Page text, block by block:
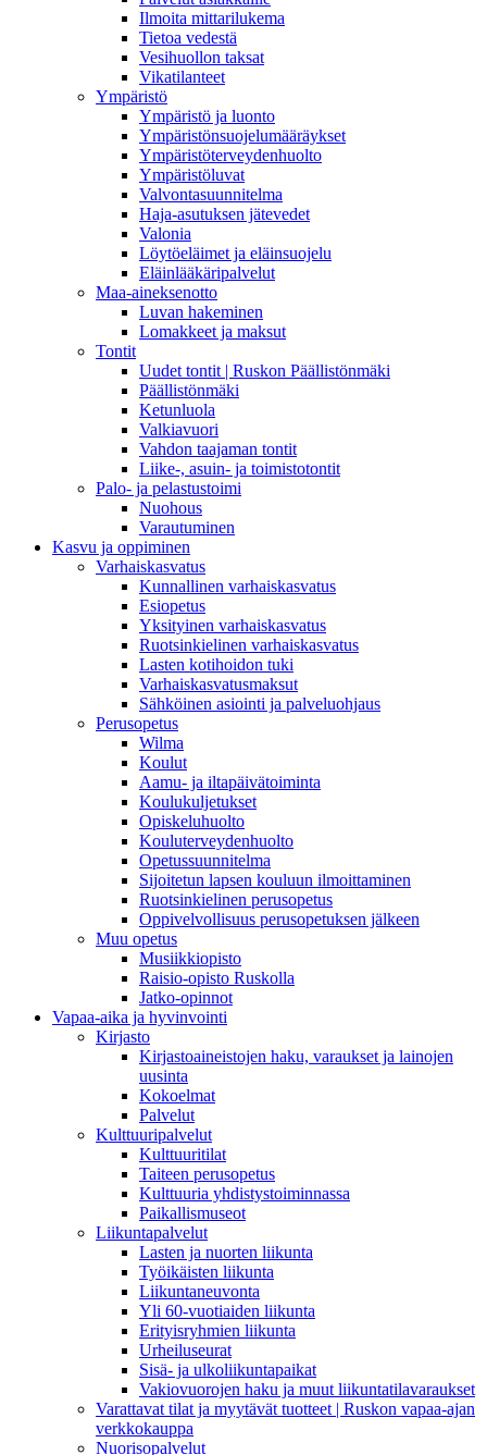
Ilmoita mittarilukema
Tietoa vedestä
Vesihuollon taksat
Vikatilanteet
Ympäristö
Ympäristö ja luonto
Ympäristönsuojelumääräykset
Ympäristöterveydenhuolto
Ympäristöluvat
Valvontasuunnitelma
Haja-asutuksen jätevedet
Valonia
Löytöeläimet ja eläinsuojelu
Eläinlääkäripalvelut
Maa-aineksenotto
Luvan hakeminen
Lomakkeet ja maksut
Tontit
Uudet tontit | Ruskon Päällistönmäki
Päällistönmäki
Ketunluola
Valkiavuori
Vahdon taajaman tontit
Liike-, asuin- ja toimistotontit
Palo- ja pelastustoimi
Nuohous
Varautuminen
Kasvu ja oppiminen
Varhaiskasvatus
Kunnallinen varhaiskasvatus
Esiopetus
Yksityinen varhaiskasvatus
Ruotsinkielinen varhaiskasvatus
Lasten kotihoidon tuki
Varhaiskasvatusmaksut
Sähköinen asiointi ja palveluohjaus
Perusopetus
Wilma
Koulut
Aamu- ja iltapäivätoiminta
Koulukuljetukset
Opiskeluhuolto
Kouluterveydenhuolto
Opetussuunnitelma
Sijoitetun lapsen kouluun ilmoittaminen
Ruotsinkielinen perusopetus
Oppivelvollisuus perusopetuksen jälkeen
Muu opetus
Musiikkiopisto
Raisio-opisto Ruskolla
Jatko-opinnot
Vapaa-aika ja hyvinvointi
Kirjasto
Kirjastoaineistojen haku, varaukset ja lainojen
uusinta
Kokoelmat
Palvelut
Kulttuuripalvelut
Kulttuuritilat
Taiteen perusopetus
Kulttuuria yhdistystoiminnassa
Paikallismuseot
Liikuntapalvelut
Lasten ja nuorten liikunta
Työikäisten liikunta
Liikuntaneuvonta
Yli 60-vuotiaiden liikunta
Erityisryhmien liikunta
Urheiluseurat
Sisä- ja ulkoliikuntapaikat
Vakiovuorojen haku ja muut liikuntatilavaraukset
Varattavat tilat ja myytävät tuotteet | Ruskon vapaa-ajan
verkkokauppa
Nuorisopalvelut